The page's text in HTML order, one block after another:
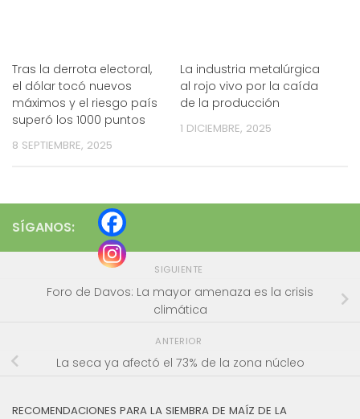
Tras la derrota electoral,
el dólar tocó nuevos
máximos y el riesgo país
superó los 1000 puntos
8 SEPTIEMBRE, 2025
La industria metalúrgica
al rojo vivo por la caída
de la producción
1 DICIEMBRE, 2025
SÍGANOS:
SIGUIENTE
Foro de Davos: La mayor amenaza es la crisis
climática
ANTERIOR
La seca ya afectó el 73% de la zona núcleo
RECOMENDACIONES PARA LA SIEMBRA DE MAÍZ DE LA